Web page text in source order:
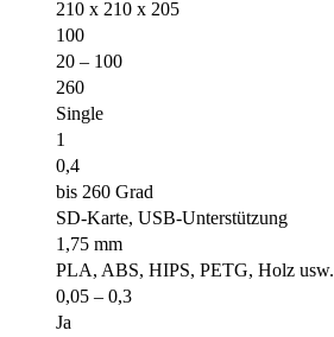
210 x 210 x 205
100
20 – 100
260
Single
1
0,4
bis 260 Grad
SD-Karte, USB-Unterstützung
1,75 mm
PLA, ABS, HIPS, PETG, Holz usw.
0,05 – 0,3
Ja